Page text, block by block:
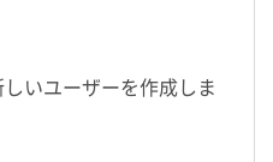
いユーザーを作成しま